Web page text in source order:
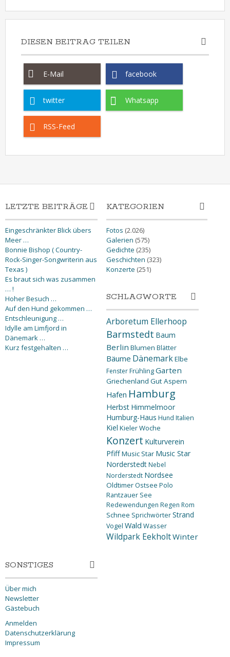
DIESEN BEITRAG TEILEN
E-Mail facebook
twitter Whatsapp
RSS-Feed
LETZTE BEITRÄGE
Eingeschränkter Blick übers
Meer …
Bonnie Bishop ( Country-
Rock-Singer-Songwriterin aus
Texas )
Es braut sich was zusammen
… !
Hoher Besuch …
Auf den Hund gekommen …
Entschleunigung …
Idylle am Limfjord in
Dänemark …
Kurz festgehalten …
KATEGORIEN
Fotos (2.026)
Galerien (575)
Gedichte (235)
Geschichten (323)
Konzerte (251)
SCHLAGWORTE
Arboretum Ellerhoop
Barmstedt Baum
Berlin Blumen Blätter
Bäume DänemarkElbe
FensterFrühlingGarten
Griechenland Gut Aspern
Hafen Hamburg
Herbst Himmelmoor
Humburg-Haus Hund Italien
Kiel Kieler Woche
Konzert Kulturverein
PfiffMusic Star Music Star
Norderstedt Nebel
Norderstedt Nordsee
OldtimerOstsee Polo
Rantzauer See
Redewendungen Regen Rom
Schnee SprichwörterStrand
Vogel Wald Wasser
Wildpark EekholtWinter
SONSTIGES
Über mich
Newsletter
Gästebuch
Anmelden
Datenschutzerklärung
Impressum